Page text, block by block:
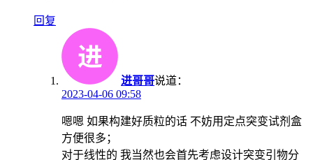
回复
进哥哥说道：
2023-04-06 09:58
嗯嗯 如果构建好质粒的话 不妨用定点突变试剂盒
方便很多；
对于线性的 我当然也会首先考虑设计突变引物分